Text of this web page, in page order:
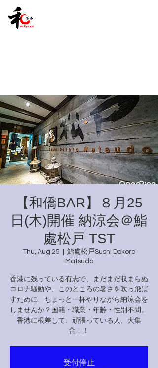
【和僑BAR】８月25
日(木)開催 納涼会＠鮨
處松戸 TST
Thu, Aug 25
鮨處松戸Sushi Dokoro
Matsudo
香港に残っている有志で、まだまだ収まらぬ
コロナ騒動や、このところの暑さを吹っ飛ば
すために、ちょっと一杯やりながら納涼会を
しませんか？国籍・職業・年齢・性別不問。
香港に根差して、頑張っている人、大集
合！！
受付停止